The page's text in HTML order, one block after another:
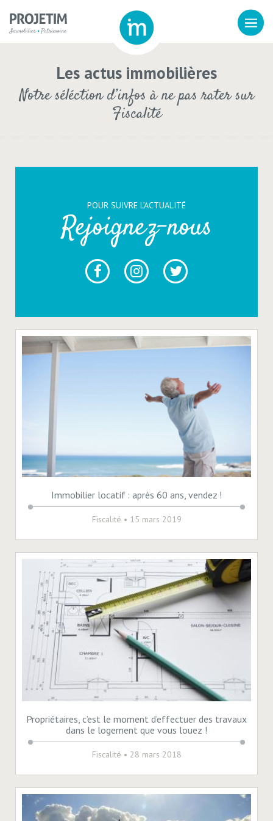
Les actus immobilières
Notre séléction d’infos à ne pas rater sur
Fiscalité
POUR SUIVRE L’ACTUALITÉ
Rejoignez-nous
Immobilier locatif : après 60 ans, vendez !
Fiscalité • 15 mars 2019
Propriétaires, c’est le moment d’effectuer des travaux
dans le logement que vous louez !
Fiscalité • 28 mars 2018